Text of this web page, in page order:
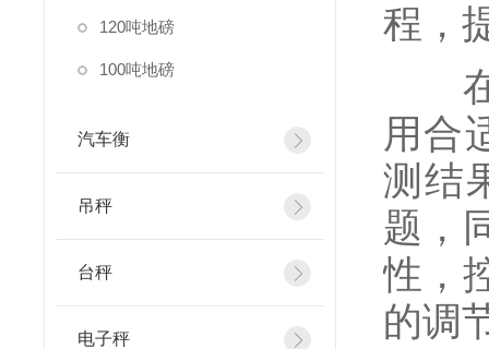
程，
在
用合
测结
题，
性，
的调
120吨地磅
100吨地磅
汽车衡
吊秤
台秤
电子秤